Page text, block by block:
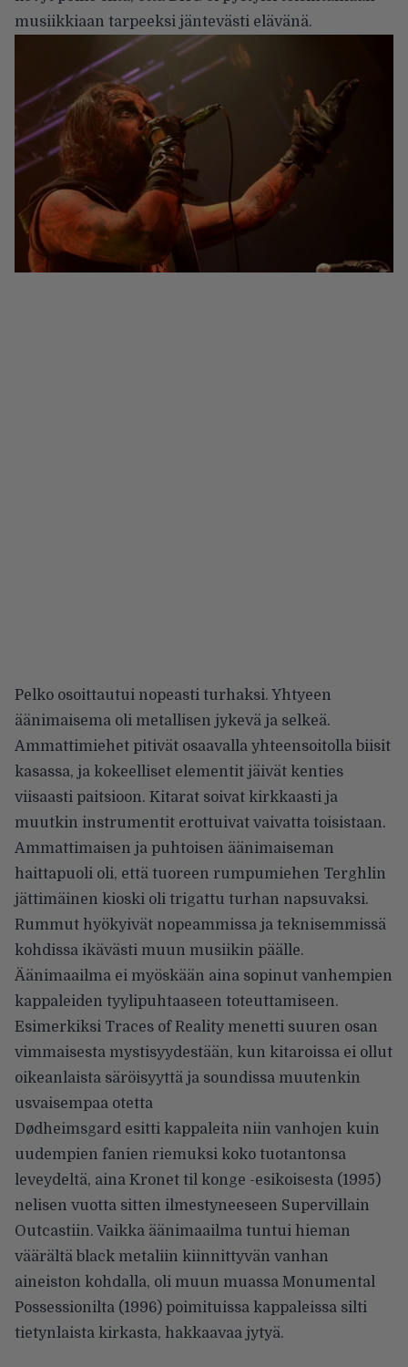
musiikkiaan tarpeeksi jäntevästi elävänä.
Pelko osoittautui nopeasti turhaksi. Yhtyeen
äänimaisema oli metallisen jykevä ja selkeä.
Ammattimiehet pitivät osaavalla yhteensoitolla biisit
kasassa, ja kokeelliset elementit jäivät kenties
viisaasti paitsioon. Kitarat soivat kirkkaasti ja
muutkin instrumentit erottuivat vaivatta toisistaan.
Ammattimaisen ja puhtoisen äänimaiseman
haittapuoli oli, että tuoreen rumpumiehen Terghlin
jättimäinen kioski oli trigattu turhan napsuvaksi.
Rummut hyökyivät nopeammissa ja teknisemmissä
kohdissa ikävästi muun musiikin päälle.
Äänimaailma ei myöskään aina sopinut vanhempien
kappaleiden tyylipuhtaaseen toteuttamiseen.
Esimerkiksi Traces of Reality menetti suuren osan
vimmaisesta mystisyydestään, kun kitaroissa ei ollut
oikeanlaista säröisyyttä ja soundissa muutenkin
usvaisempaa otetta
Dødheimsgard esitti kappaleita niin vanhojen kuin
uudempien fanien riemuksi koko tuotantonsa
leveydeltä, aina Kronet til konge -esikoisesta (1995)
nelisen vuotta sitten ilmestyneeseen Supervillain
Outcastiin. Vaikka äänimaailma tuntui hieman
väärältä black metaliin kiinnittyvän vanhan
aineiston kohdalla, oli muun muassa Monumental
Possessionilta (1996) poimituissa kappaleissa silti
tietynlaista kirkasta, hakkaavaa jytyä.